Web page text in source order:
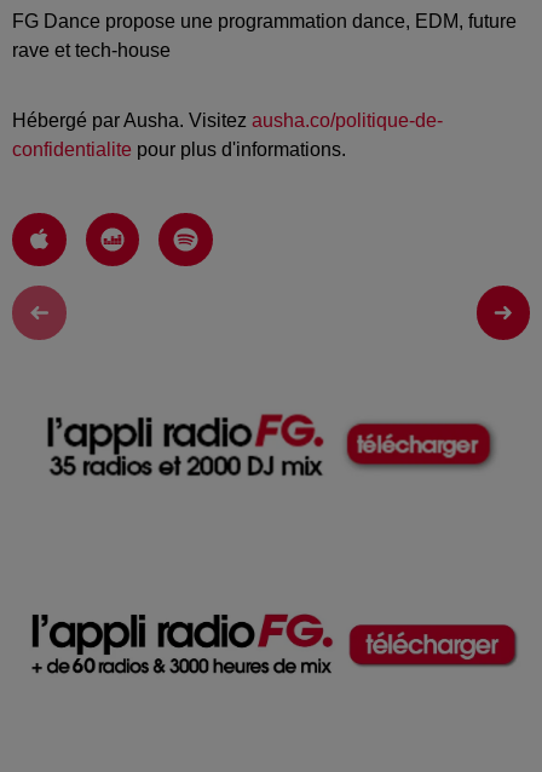
FG Dance propose une programmation dance, EDM, future
rave et tech-house
Hébergé par Ausha. Visitez ausha.co/politique-de-
confidentialite pour plus d'informations.